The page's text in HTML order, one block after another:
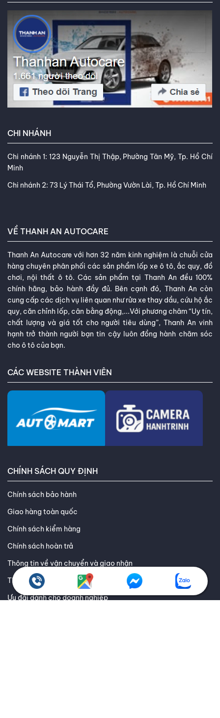
CHI NHÁNH
Chi nhánh 1: 123 Nguyễn Thị Thập, Phường Tân Mỹ, Tp. Hồ Chí
Minh
Chi nhánh 2: 73 Lý Thái Tổ, Phường Vườn Lài, Tp. Hồ Chí Minh
Thanh An Autocare với hơn 32 năm kinh nghiệm là chuỗi cửa
hàng chuyên phân phối các sản phẩm lốp xe ô tô, ắc quy, đồ
chơi, nội thất ô tô. Các sản phẩm tại Thanh An đều 100%
chính hãng, bảo hành đầy đủ. Bên cạnh đó, Thanh An còn
cung cấp các dịch vụ liên quan như rửa xe thay dầu, cứu hộ ắc
cho ô tô của bạn.
CÁC WEBSITE THÀNH VIÊN
CHÍNH SÁCH QUY ĐỊNH